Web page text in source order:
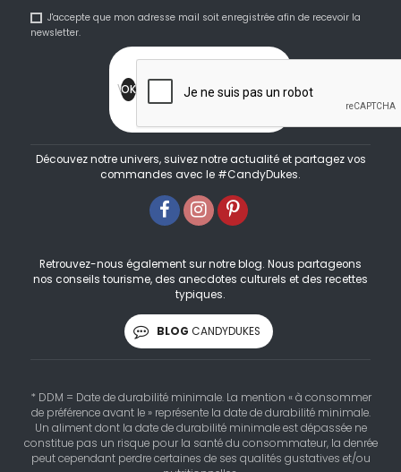
J'accepte que mon adresse mail soit enregistrée afin de recevoir la
newsletter.
Découvez notre univers, suivez notre actualité et partagez vos
commandes avec le #CandyDukes.
Retrouvez-nous également sur notre blog. Nous partageons
nos conseils tourisme, des anecdotes culturels et des recettes
typiques.
BLOG CANDYDUKES
* DDM = Date de durabilité minimale. La mention « à consommer
de préférence avant le » représente la date de durabilité minimale.
Un aliment dont la date de durabilité minimale est dépassée ne
constitue pas un risque pour la santé du consommateur, la denrée
peut cependant perdre certaines de ses qualités gustatives et/ou